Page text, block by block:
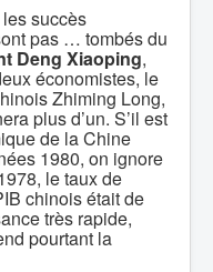
succès
pas … tombés du
Deng Xiaoping,
économistes, le
Zhiming Long,
plus d’un. S’il est
de la Chine
1980, on ignore
le taux de
chinois était de
très rapide,
pourtant la